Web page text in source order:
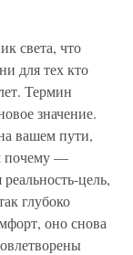
света, что
для тех кто
Термин
значение.
вашем пути,
почему —
цель,
глубоко
оно снова